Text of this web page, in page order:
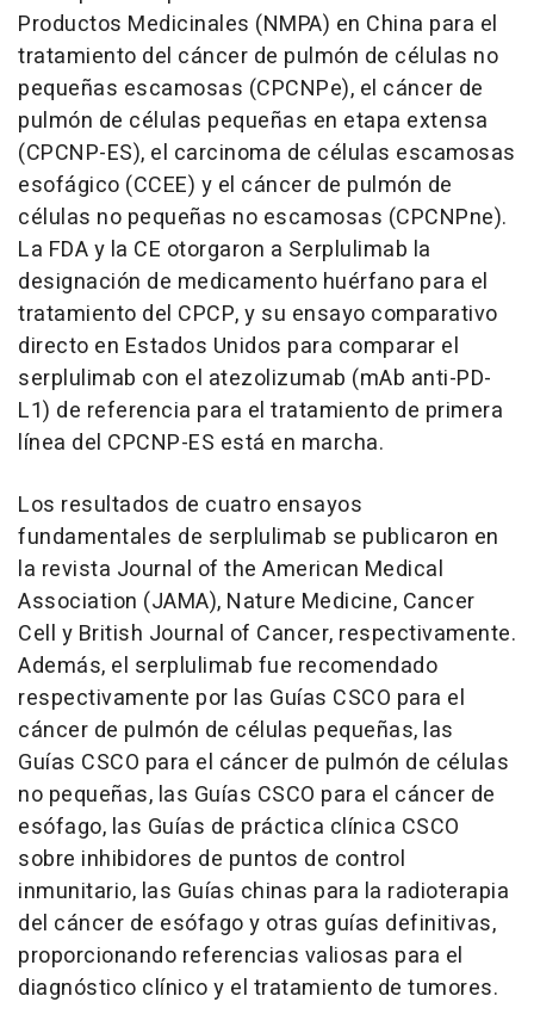
Productos Medicinales (NMPA) en China para el
tratamiento del cáncer de pulmón de células no
pequeñas escamosas (CPCNPe), el cáncer de
pulmón de células pequeñas en etapa extensa
(CPCNP-ES), el carcinoma de células escamosas
esofágico (CCEE) y el cáncer de pulmón de
células no pequeñas no escamosas (CPCNPne).
La FDA y la CE otorgaron a Serplulimab la
designación de medicamento huérfano para el
tratamiento del CPCP, y su ensayo comparativo
directo en Estados Unidos para comparar el
serplulimab con el atezolizumab (mAb anti-PD-
L1) de referencia para el tratamiento de primera
línea del CPCNP-ES está en marcha.
Los resultados de cuatro ensayos
fundamentales de serplulimab se publicaron en
la revista Journal of the American Medical
Association (JAMA), Nature Medicine, Cancer
Cell y British Journal of Cancer, respectivamente.
Además, el serplulimab fue recomendado
respectivamente por las Guías CSCO para el
cáncer de pulmón de células pequeñas, las
Guías CSCO para el cáncer de pulmón de células
no pequeñas, las Guías CSCO para el cáncer de
esófago, las Guías de práctica clínica CSCO
sobre inhibidores de puntos de control
inmunitario, las Guías chinas para la radioterapia
del cáncer de esófagoy otras guías definitivas,
proporcionando referencias valiosas para el
diagnóstico clínico y el tratamiento de tumores.